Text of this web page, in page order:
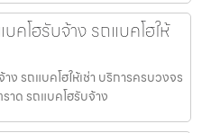
คโฮรับจ้าง รถแบคโฮให้
ง รถแบคโฮให้เช่า บริการครบวงจร
าด รถแบคโฮรับจ้าง